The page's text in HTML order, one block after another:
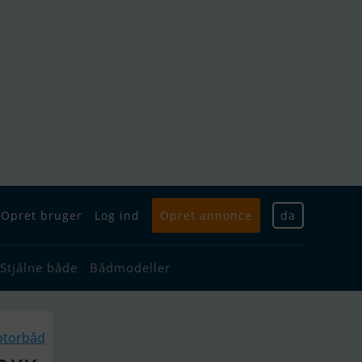
Opret bruger Log ind Opret annonce da
Stjålne både Bådmodeller